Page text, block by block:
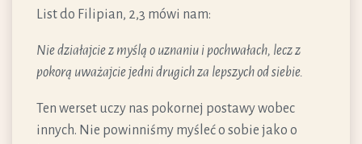
List do Filipian, 2,3 mówi nam:
Nie działajcie z myślą o uznaniu i pochwałach, lecz z
pokorą uważajcie jedni drugich za lepszych od siebie.
Ten werset uczy nas pokornej postawy wobec
innych. Nie powinniśmy myśleć o sobie jako o